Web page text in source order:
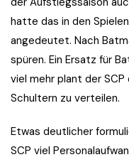
hatte das in den
angedeutet. Nach
spüren. Ein Ersatz für
viel mehr plant der
Schultern zu verteilen.
Etwas deutlicher
SCP viel